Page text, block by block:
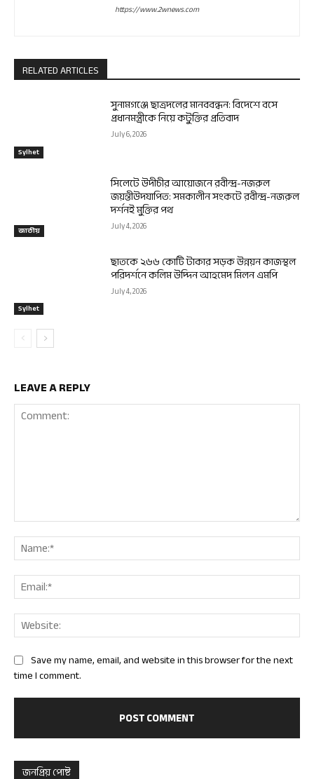
https://www.2wnews.com
RELATED ARTICLES
Sylhet
সুনামগঞ্জে ছাত্রদলের মানববন্ধন: বিদেশে বসে
প্রধানমন্ত্রীকে নিয়ে কটুক্তির প্রতিবাদ
July 6, 2026
জাতীয়
সিলেটে উদীচীর আয়োজনে রবীন্দ্র-নজরুল
জয়ন্তীউদযাপিত: সমকালীন সংকটে রবীন্দ্র-নজরুল
দর্শনই মুক্তির পথ
July 4, 2026
Sylhet
ছাতকে ২৬৬ কোটি টাকার সড়ক উন্নয়ন কাজস্থল
পরিদর্শনে কলিম উদ্দিন আহমেদ মিলন এমপি
July 4, 2026
LEAVE A REPLY
Save my name, email, and website in this browser for the next
time I comment.
জনপ্রিয় পোষ্ট